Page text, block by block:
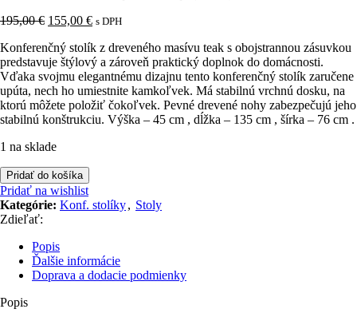
195,00€ Pôvodná
bola:
195,00 €.
155,00 €Aktuálna
je:
155,00 €.
s DPH
Konferenčný stolík z dreveného masívu teak s obojstrannou zásuvkou
predstavuje štýlový a zároveň praktický doplnok do domácnosti.
Vďaka svojmu elegantnému dizajnu tento konferenčný stolík zaručene
upúta, nech ho umiestnite kamkoľvek. Má stabilnú vrchnú dosku, na
ktorú môžete položiť čokoľvek. Pevné drevené nohy zabezpečujú jeho
stabilnú konštrukciu. Výška – 45 cm , dĺžka – 135 cm , šírka – 76 cm .
1 na sklade
množstvo
Stolík
konferenčný
teakový
Pridať do košíka
Pridať na wishlist
Kategórie: Konf. stolíky, Stoly
Zdieľať:
Popis
Ďalšie informácie
Doprava a dodacie podmienky
Popis